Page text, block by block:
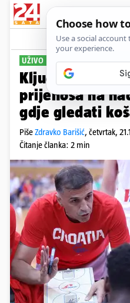
UŽIVO OD 20 SATI
Ključna
prijenosa na
gdje gledati
PišeZdravko Barišić, četvrtak,
Čitanje članka: 2 min